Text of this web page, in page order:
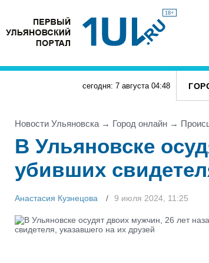
18+
сегодня: 7 августа 04:48
Новости Ульяновска → Город онлайн →
В Ульяновске
убивших
Анастасия Кузнецова 9 июля 2024, 11:25